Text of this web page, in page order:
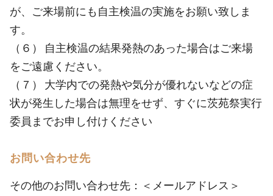
が、ご来場前にも自主検温の実施をお願い致しま
す。
（６） 自主検温の結果発熱のあった場合はご来場
をご遠慮ください。
（７） 大学内での発熱や気分が優れないなどの症
状が発生した場合は無理をせず、すぐに茨苑祭実行
委員までお申し付けください
お問い合わせ先
その他のお問い合わせ先：＜メールアドレス＞